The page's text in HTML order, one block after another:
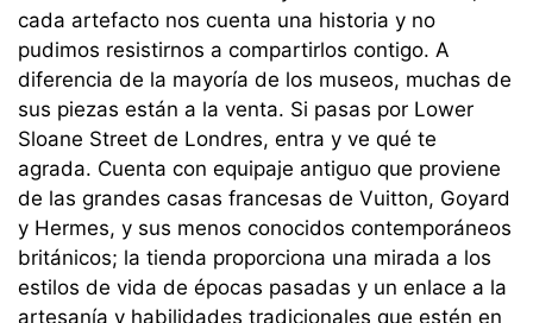
cada artefacto nos cuenta una historia y no
pudimos resistirnos a compartirlos contigo. A
diferencia de la mayoría de los museos, muchas de
sus piezas están a la venta. Si pasas por Lower
Sloane Street de Londres, entra y ve qué te
agrada. Cuenta con equipaje antiguo que proviene
de las grandes casas francesas de Vuitton, Goyard
y Hermes, y sus menos conocidos contemporáneos
británicos; la tienda proporciona una mirada a los
estilos de vida de épocas pasadas y un enlace a la
artesanía y habilidades tradicionales que estén en